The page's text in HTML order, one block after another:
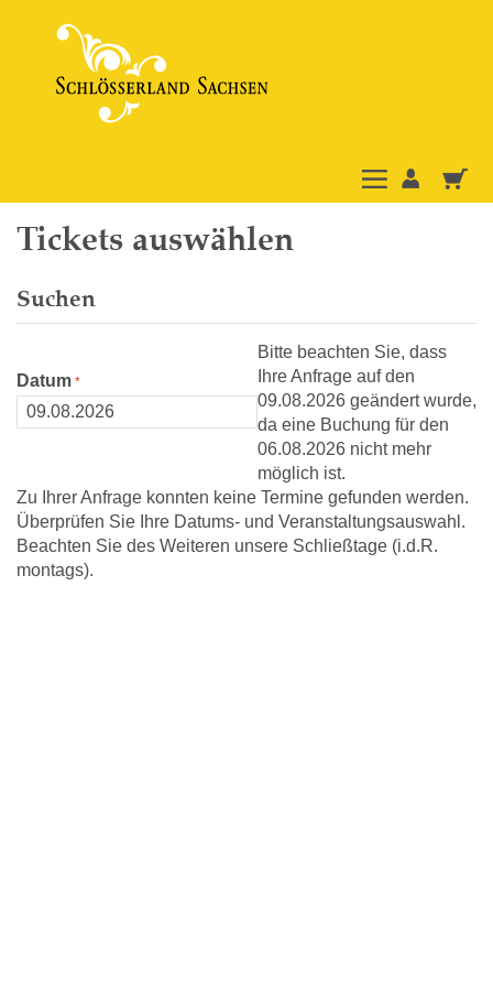
Tickets auswählen
Suchen
Datum
Bitte beachten Sie, dass
Ihre Anfrage auf den
09.08.2026 geändert wurde,
da eine Buchung für den
06.08.2026 nicht mehr
möglich ist.
Zu Ihrer Anfrage konnten keine Termine gefunden werden.
Überprüfen Sie Ihre Datums- und Veranstaltungsauswahl.
Beachten Sie des Weiteren unsere Schließtage (i.d.R.
montags).